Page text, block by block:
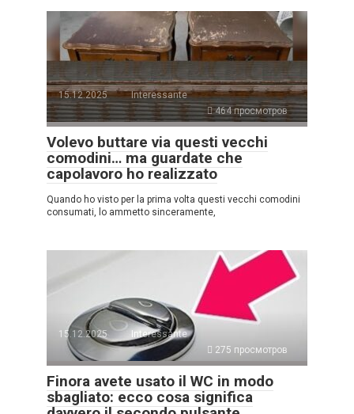
15.12.2025
Interessante
464 просмотров
Volevo buttare via questi vecchi
comodini… ma guardate che
capolavoro ho realizzato
Quando ho visto per la prima volta questi vecchi comodini
consumati, lo ammetto sinceramente,
15.12.2025
Interessante
275 просмотров
Finora avete usato il WC in modo
sbagliato: ecco cosa significa